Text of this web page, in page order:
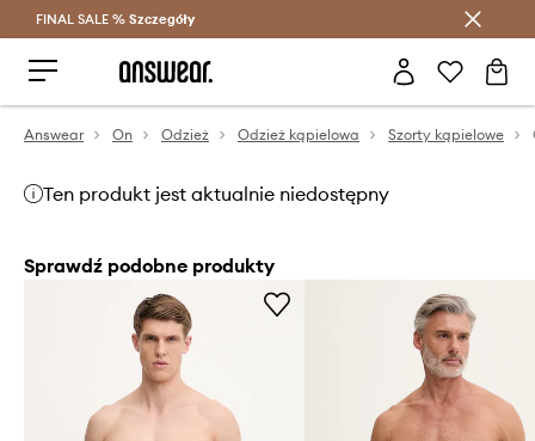
Oszczędzaj z Answear Club >
FINAL SALE % Szczegóły
Answear On Odzież Odzież kąpielowa Szorty kąpielowe
Ten produkt jest aktualnie niedostępny
Sprawdź podobne produkty